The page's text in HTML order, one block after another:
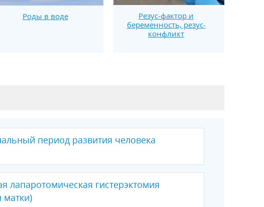
Роды в воде
Резус-фактор и
беременность, резус-
конфликт
период развития человека
лапаротомическая гистерэктомия
матки)